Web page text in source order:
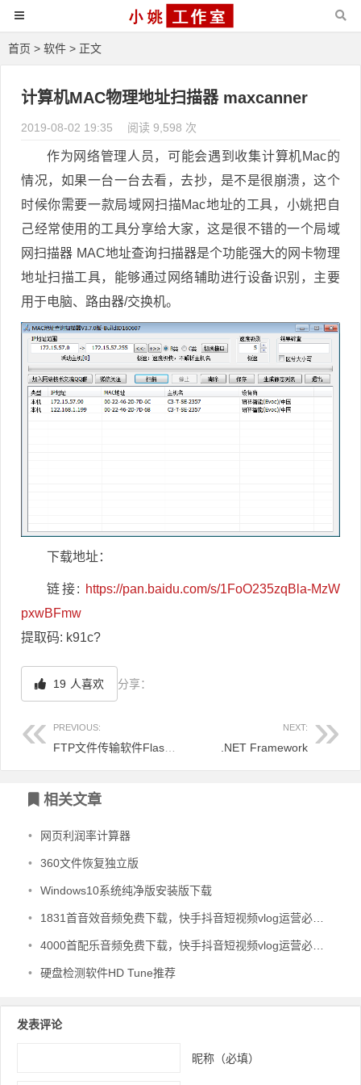
首页 > 软件 > 正文
计算机MAC物理地址扫描器 maxcanner
2019-08-02 19:35 阅读 9,598 次
作为网络管理人员，可能会遇到收集计算机Mac的
情况，如果一台一台去看，去抄，是不是很崩溃，这个
时候你需要一款局域网扫描Mac地址的工具，小姚把自
己经常使用的工具分享给大家，这是很不错的一个局域
网扫描器 MAC地址查询扫描器是个功能强大的网卡物理
地址扫描工具，能够通过网络辅助进行设备识别，主要
用于电脑、路由器/交换机。
下载地址：
链接: https://pan.baidu.com/s/1FoO235zqBla-MzW
pxwBFmw
提取码: k91c?
19 人喜欢 分享：
PREVIOUS: NEXT:
.NET Framework
文章导航
相关文章
• 网页利润率计算器
• 360文件恢复独立版
• Windows10系统纯净版安装版下载
• 1831首音效音频免费下载，快手抖音短视频vlog运营必备音效
• 4000首配乐音频免费下载，快手抖音短视频vlog运营必备音频
• 硬盘检测软件HD Tune推荐
发表评论
昵称（必填）